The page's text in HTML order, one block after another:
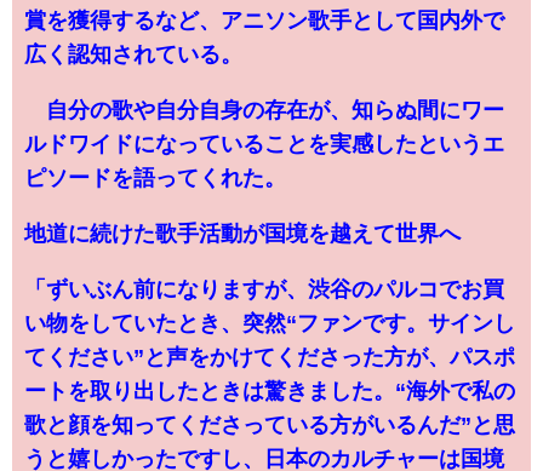
賞を獲得するなど、アニソン歌手として国内外で
広く認知されている。
自分の歌や自分自身の存在が、知らぬ間にワー
ルドワイドになっていることを実感したというエ
ピソードを語ってくれた。
地道に続けた歌手活動が国境を越えて世界へ
「ずいぶん前になりますが、渋谷のパルコでお買
い物をしていたとき、突然“ファンです。サインし
てください”と声をかけてくださった方が、パスポ
ートを取り出したときは驚きました。“海外で私の
歌と顔を知ってくださっている方がいるんだ”と思
うと嬉しかったですし、日本のカルチャーは国境